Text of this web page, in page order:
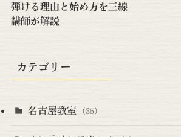
弾ける理由と始め方を三線
講師が解説
カテゴリー
名古屋教室 (35)